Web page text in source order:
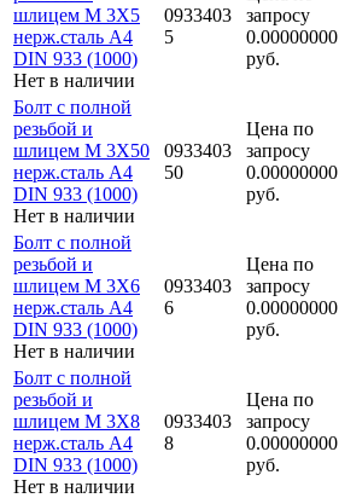
шлицем M 3Х5
нерж.сталь A4
DIN 933 (1000)
Нет в наличии
0933403
5
запросу
0.00000000
руб.
Болт с полной
резьбой и
шлицем M 3Х50
нерж.сталь A4
DIN 933 (1000)
Нет в наличии
0933403
50
Цена по
запросу
0.00000000
руб.
Болт с полной
резьбой и
шлицем M 3Х6
нерж.сталь A4
DIN 933 (1000)
Нет в наличии
0933403
6
Цена по
запросу
0.00000000
руб.
Болт с полной
резьбой и
шлицем M 3Х8
нерж.сталь A4
DIN 933 (1000)
Нет в наличии
0933403
8
Цена по
запросу
0.00000000
руб.